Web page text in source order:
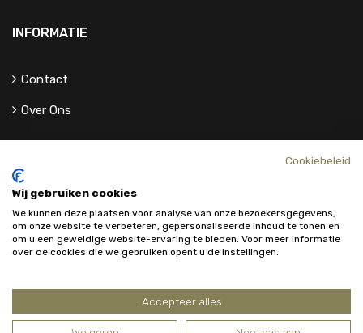
INFORMATIE
Contact
Over Ons
Cookiebeleid
Wij gebruiken cookies
We kunnen deze plaatsen voor analyse van onze bezoekersgegevens,
om onze website te verbeteren, gepersonaliseerde inhoud te tonen en
om u een geweldige website-ervaring te bieden. Voor meer informatie
over de cookies die we gebruiken opent u de instellingen.
Accepteer alles